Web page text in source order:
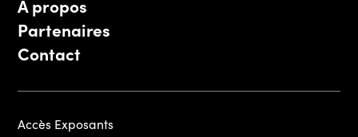
À propos
Partenaires
Contact
Accès Exposants